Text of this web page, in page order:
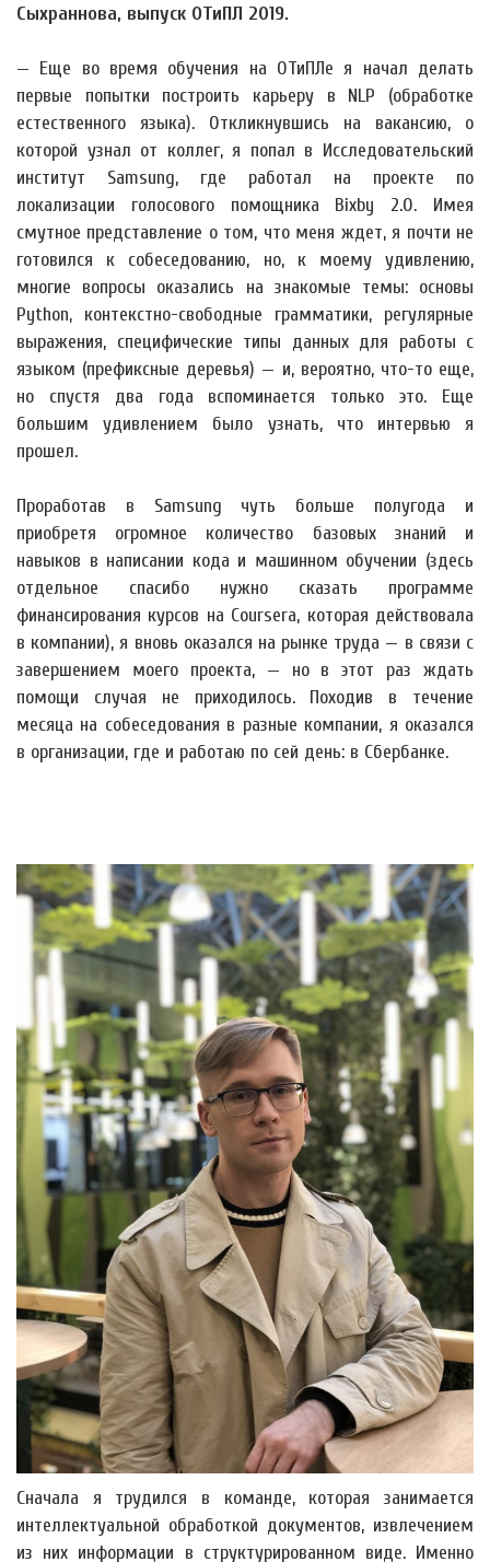
Сыхраннова, выпуск ОТиПЛ 2019.
— Еще во время обучения на ОТиПЛе я начал делать
первые попытки построить карьеру в NLP (обработке
естественного языка). Откликнувшись на вакансию, о
которой узнал от коллег, я попал в Исследовательский
институт Samsung, где работал на проекте по
локализации голосового помощника Bixby 2.0. Имея
смутное представление о том, что меня ждет, я почти не
готовился к собеседованию, но, к моему удивлению,
многие вопросы оказались на знакомые темы: основы
Python, контекстно-свободные грамматики, регулярные
выражения, специфические типы данных для работы с
языком (префиксные деревья) — и, вероятно, что-то еще,
но спустя два года вспоминается только это. Еще
большим удивлением было узнать, что интервью я
прошел.
Проработав в Samsung чуть больше полугода и
приобретя огромное количество базовых знаний и
навыков в написании кода и машинном обучении (здесь
отдельное спасибо нужно сказать программе
финансирования курсов на Coursera, которая действовала
в компании), я вновь оказался на рынке труда — в связи с
завершением моего проекта, — но в этот раз ждать
помощи случая не приходилось. Походив в течение
месяца на собеседования в разные компании, я оказался
в организации, где и работаю по сей день: в Сбербанке.
Сначала я трудился в команде, которая занимается
интеллектуальной обработкой документов, извлечением
из них информации в структурированном виде. Именно